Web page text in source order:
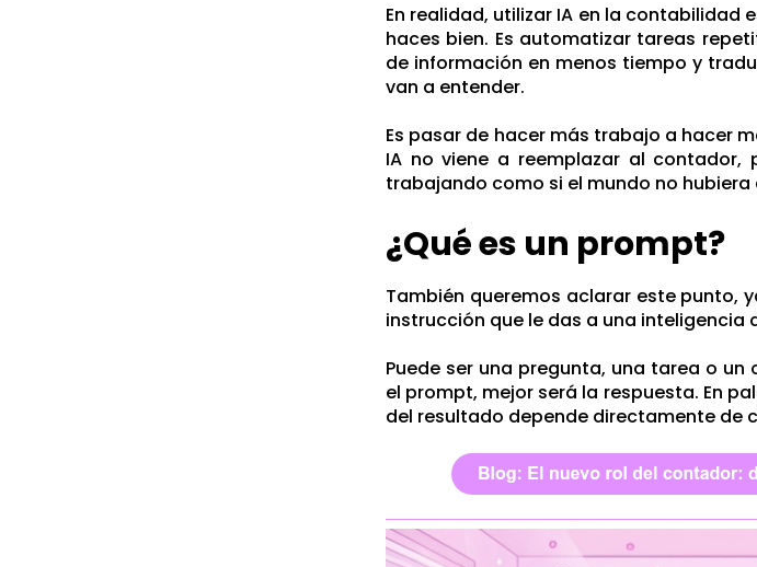
En realidad, utilizar IA en la
haces bien. Es automatizar tareas
de información en menos tiempo y
van a entender.
Es pasar de hacer más trabajo a hacer
IA no viene a reemplazar al
trabajando como si el mundo no
¿Qué es un prompt?
También queremos aclarar este punto,
instrucción que le das a una
Puede ser una pregunta, una tarea o
el prompt, mejor será la respuesta. En
del resultado depende directamente de